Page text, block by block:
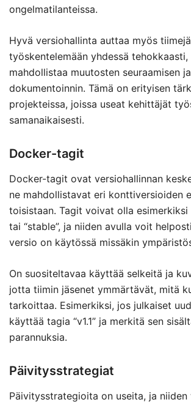
ongelmatilanteissa.
Hyvä versiohallinta auttaa myös tiimejä
työskentelemään yhdessä tehokkaasti,
mahdollistaa muutosten seuraamisen ja
dokumentoinnin. Tämä on erityisen
projekteissa, joissa useat kehittäjät
samanaikaisesti.
Docker-tagit
Docker-tagit ovat versiohallinnan
ne mahdollistavat eri konttiversioiden
toisistaan. Tagit voivat olla esimerkiksi
tai “stable”, ja niiden avulla voit
versio on käytössä missäkin
On suositeltavaa käyttää selkeitä ja
jotta tiimin jäsenet ymmärtävät, mitä
tarkoittaa. Esimerkiksi, jos julkaiset
käyttää tagia “v1.1” ja merkitä sen
parannuksia.
Päivitysstrategiat
Päivitysstrategioita on useita, ja